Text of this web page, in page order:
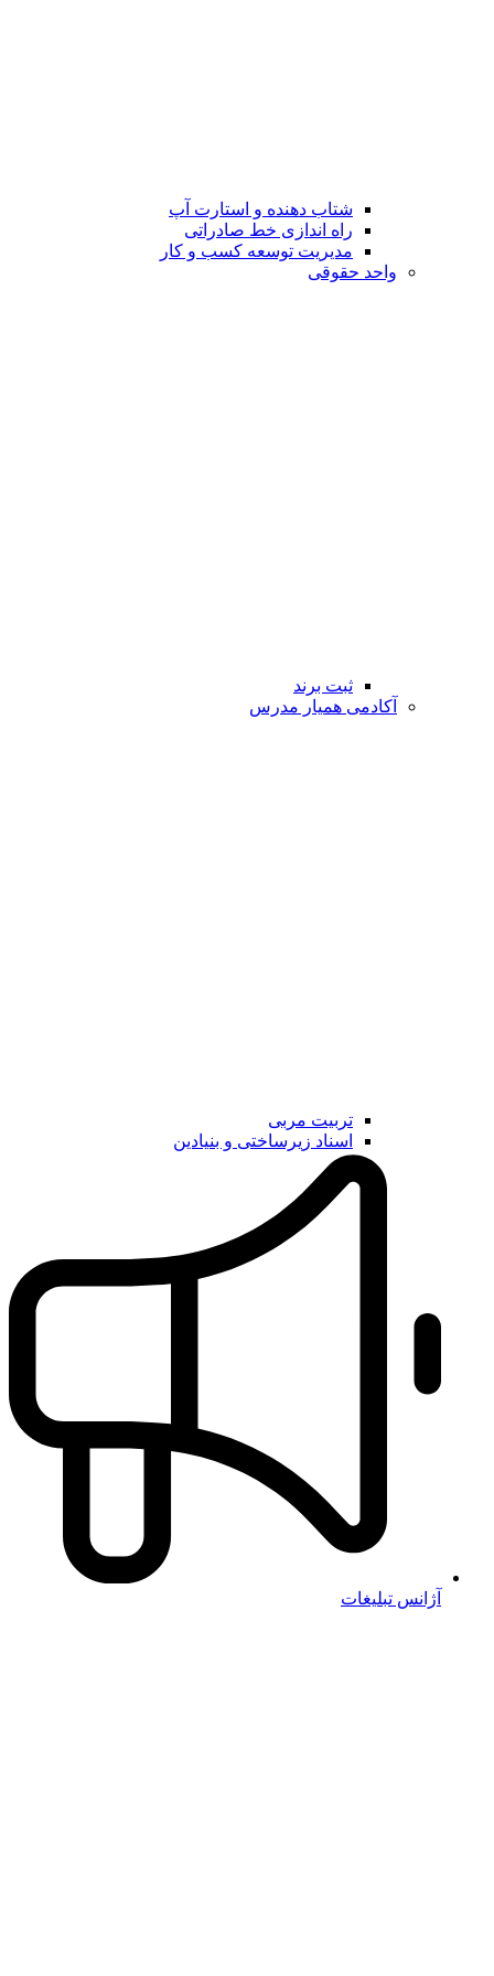
شتاب دهنده و استارت آپ
راه اندازی خط صادراتی
مدیریت توسعه کسب و کار
واحد حقوقی
ثبت برند
آکادمی همیار مدرس
تربیت مربی
اسناد زیرساختی و بنیادین
آژانس تبلیغات